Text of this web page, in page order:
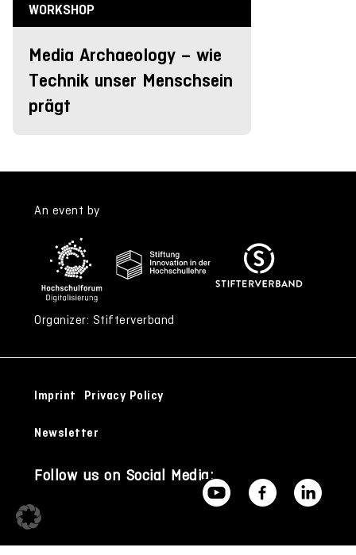
WORKSHOP
Media Archaeology – wie
Technik unser Menschsein
prägt
An event by
Organizer: Stifterverband
Imprint Privacy Policy
Newsletter
Follow us on Social Media: